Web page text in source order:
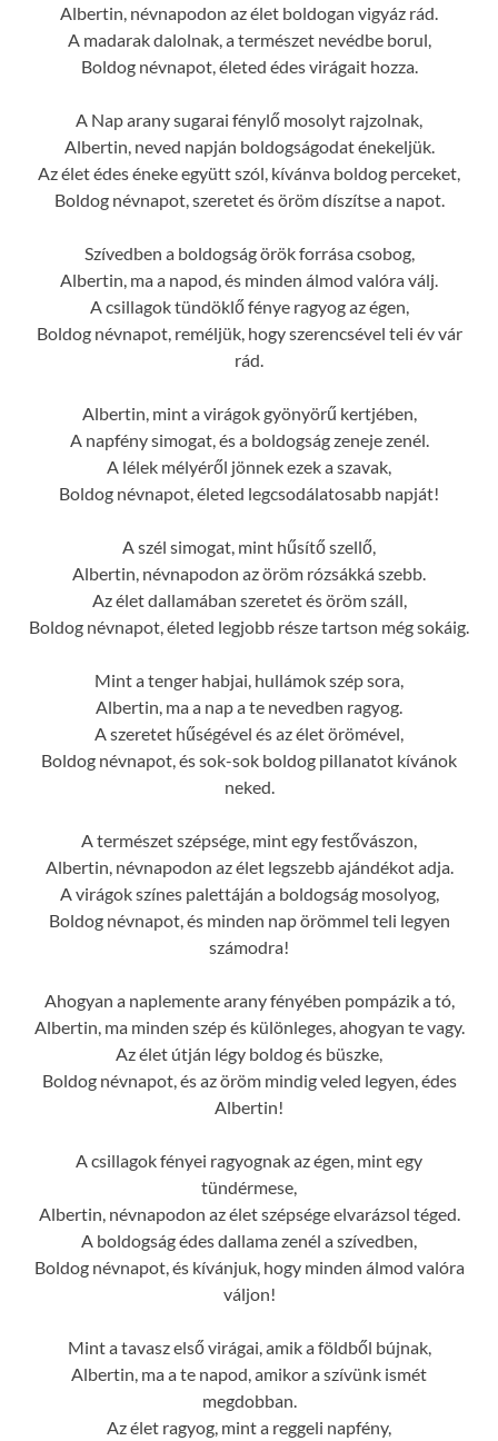
Albertin, névnapodon az élet boldogan vigyáz rád.
A madarak dalolnak, a természet nevédbe borul,
Boldog névnapot, életed édes virágait hozza.
A Nap arany sugarai fénylő mosolyt rajzolnak,
Albertin, neved napján boldogságodat énekeljük.
Az élet édes éneke együtt szól, kívánva boldog perceket,
Boldog névnapot, szeretet és öröm díszítse a napot.
Szívedben a boldogság örök forrása csobog,
Albertin, ma a napod, és minden álmod valóra válj.
A csillagok tündöklő fénye ragyog az égen,
Boldog névnapot, reméljük, hogy szerencsével teli év vár
rád.
Albertin, mint a virágok gyönyörű kertjében,
A napfény simogat, és a boldogság zeneje zenél.
A lélek mélyéről jönnek ezek a szavak,
Boldog névnapot, életed legcsodálatosabb napját!
A szél simogat, mint hűsítő szellő,
Albertin, névnapodon az öröm rózsákká szebb.
Az élet dallamában szeretet és öröm száll,
Boldog névnapot, életed legjobb része tartson még sokáig.
Mint a tenger habjai, hullámok szép sora,
Albertin, ma a nap a te nevedben ragyog.
A szeretet hűségével és az élet örömével,
Boldog névnapot, és sok-sok boldog pillanatot kívánok
neked.
A természet szépsége, mint egy festővászon,
Albertin, névnapodon az élet legszebb ajándékot adja.
A virágok színes palettáján a boldogság mosolyog,
Boldog névnapot, és minden nap örömmel teli legyen
számodra!
Ahogyan a naplemente arany fényében pompázik a tó,
Albertin, ma minden szép és különleges, ahogyan te vagy.
Az élet útján légy boldog és büszke,
Boldog névnapot, és az öröm mindig veled legyen, édes
Albertin!
A csillagok fényei ragyognak az égen, mint egy
tündérmese,
Albertin, névnapodon az élet szépsége elvarázsol téged.
A boldogság édes dallama zenél a szívedben,
Boldog névnapot, és kívánjuk, hogy minden álmod valóra
váljon!
Mint a tavasz első virágai, amik a földből bújnak,
Albertin, ma a te napod, amikor a szívünk ismét
megdobban.
Az élet ragyog, mint a reggeli napfény,